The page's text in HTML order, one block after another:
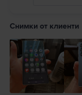
Снимки от клиенти